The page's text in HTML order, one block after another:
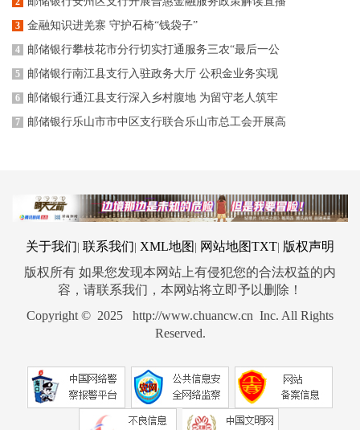
3 金融知识进羌寨 守护石椅“钱袋子”
4 邮储银行攀枝花市分行切实打通服务三农“最后一公
5 邮储银行南江县支行入驻政务大厅 公积金业务实现
6 邮储银行通江县支行深入乡村腹地 为留守老人筑牢
7 邮储银行乐山市市中区支行联合乐山市总工会开展高
关于我们 联系我们 XML地图 网站地图TXT 版权声明
版权所有 如果您发现本网站上有侵犯您的合法权益的内
容，请联系我们，本网站将立即予以删除！
Copyright © 2025 http://www.chuancw.cn Inc. All Rights
Reserved.